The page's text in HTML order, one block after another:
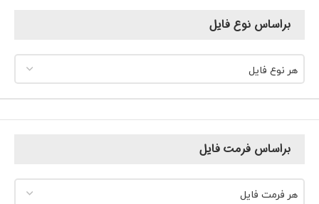
براساس نوع فایل
هر نوع فایل
براساس فرمت فایل
هر فرمت فایل